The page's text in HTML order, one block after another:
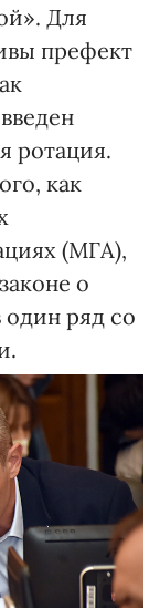
Для
префект
ротация.
как
(МГА),
о
один ряд со